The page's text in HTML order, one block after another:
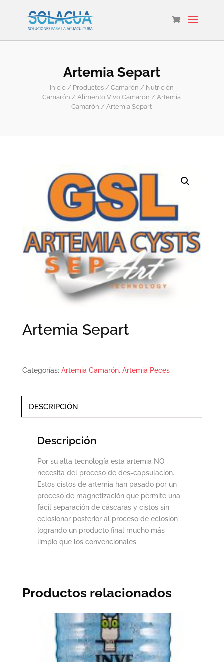
Artemia Separt
Inicio / Productos/ Camarón / Nutrición
Camarón /Alimento Vivo Camarón /Artemia
Camarón / Artemia Separt
Artemia Separt
Categorías: Artemia Camarón, Artemia Peces
DESCRIPCIÓN
Descripción
Por su alta tecnología esta artemia NO
necesita del proceso de des-capsulación.
Estos cistos de artemia han pasado por un
proceso de magnetización que permite una
fácil separación de cáscaras y cistos sin
eclosionar posterior al proceso de eclosión
logrando un producto final mucho más
limpio que los convencionales.
Productos relacionados